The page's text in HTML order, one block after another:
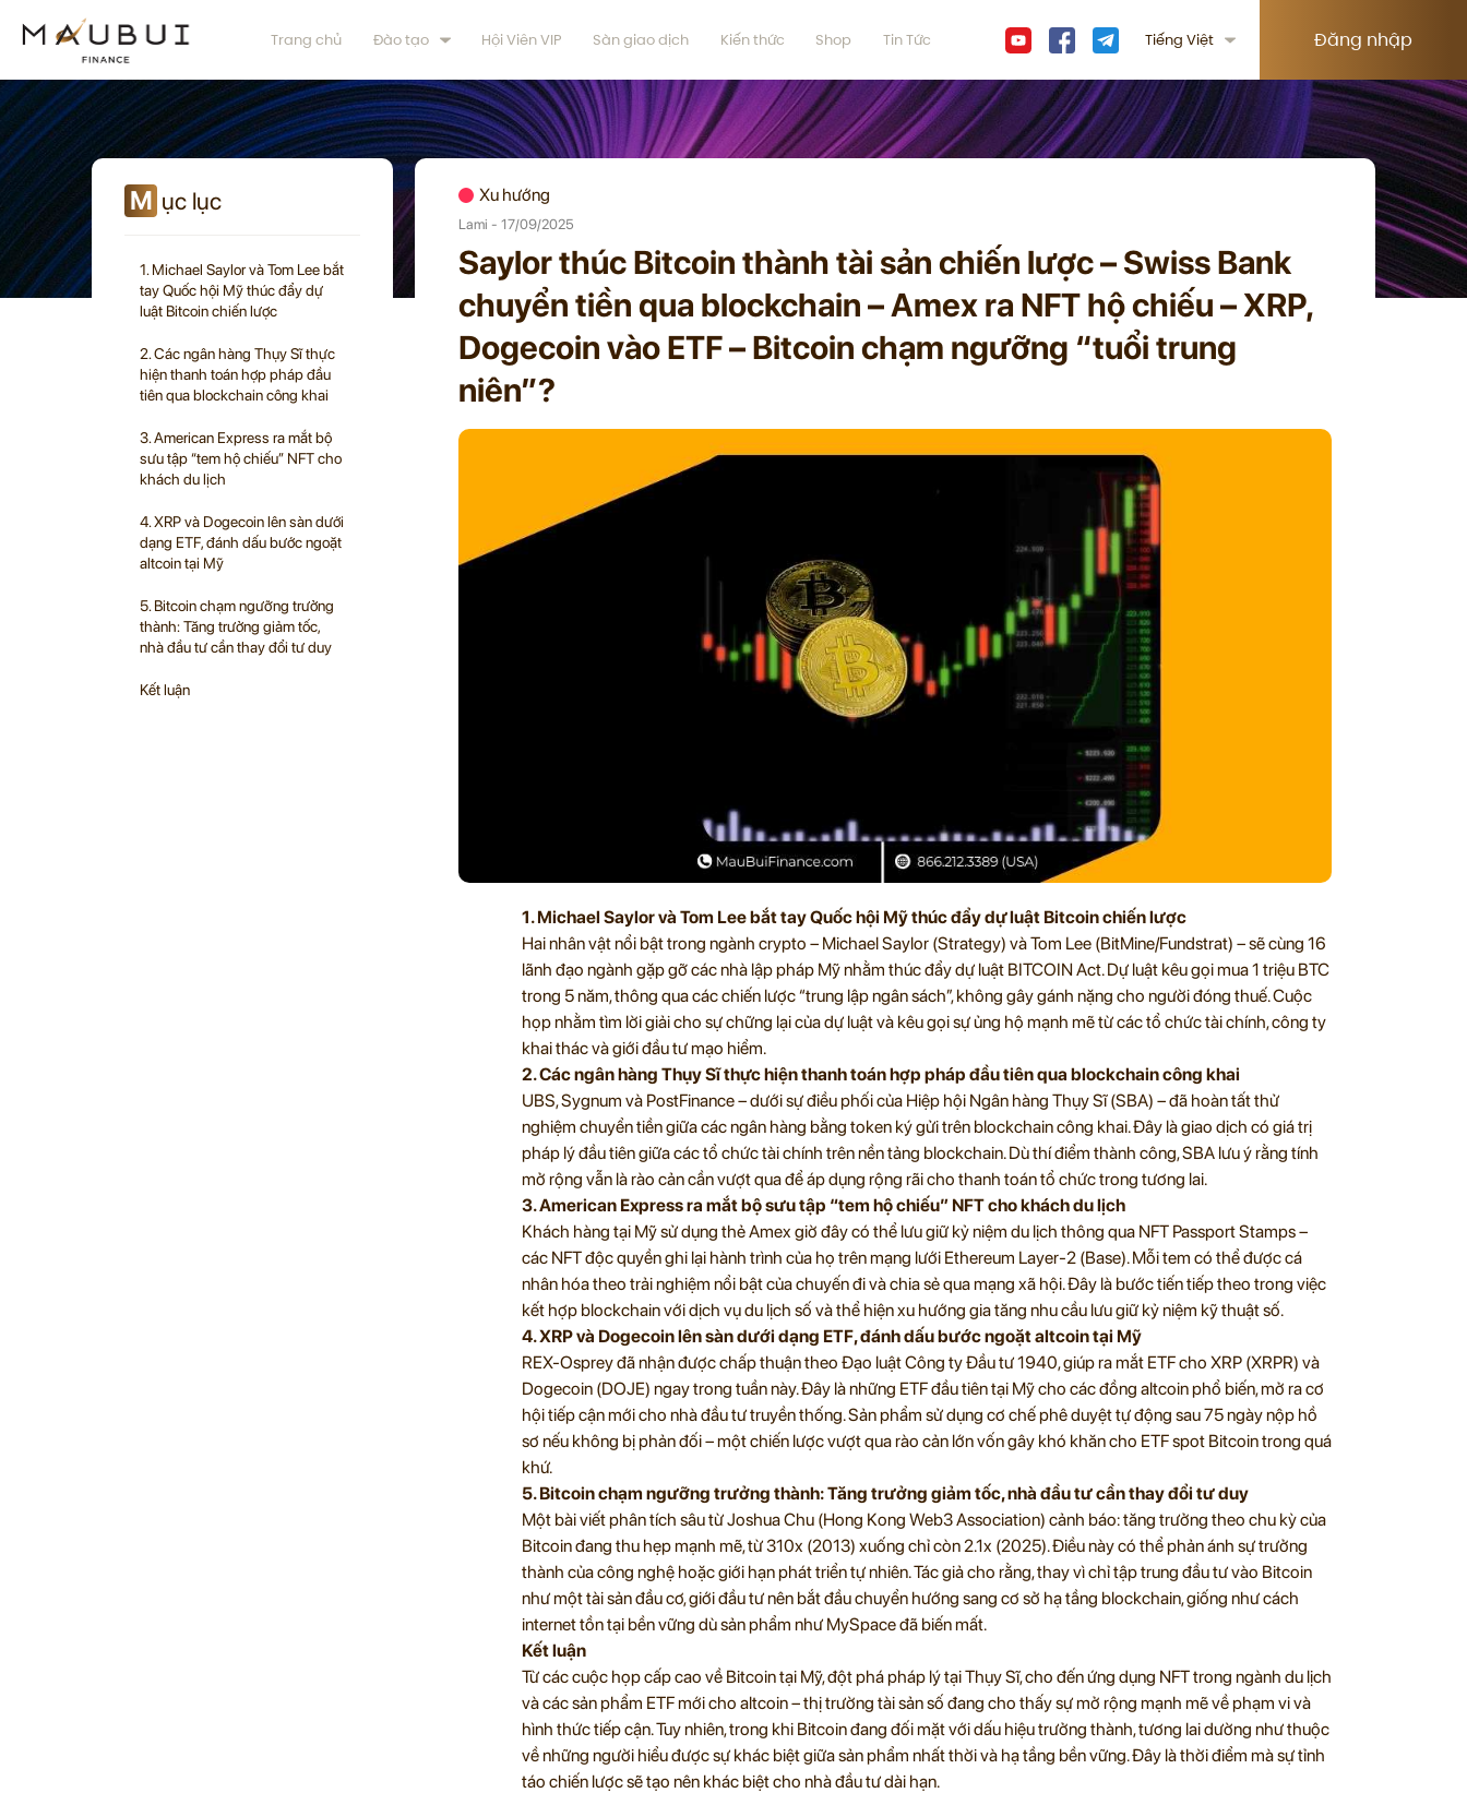
Trang chủ Đào tạo Hội Viên VIP Sàn giao dịch Kiến thức Shop Tin Tức Tiếng Việt Đăng nhập
M ục lục
1. Michael Saylor và Tom Lee bắt
tay Quốc hội Mỹ thúc đẩy dự
luật Bitcoin chiến lược
2. Các ngân hàng Thụy Sĩ thực
hiện thanh toán hợp pháp đầu
tiên qua blockchain công khai
3. American Express ra mắt bộ
sưu tập “tem hộ chiếu” NFT cho
khách du lịch
4. XRP và Dogecoin lên sàn dưới
dạng ETF, đánh dấu bước ngoặt
altcoin tại Mỹ
5. Bitcoin chạm ngưỡng trưởng
thành: Tăng trưởng giảm tốc,
nhà đầu tư cần thay đổi tư duy
Kết luận
Xu hướng
Lami - 17/09/2025
Saylor thúc Bitcoin thành tài sản chiến lược – Swiss Bank
chuyển tiền qua blockchain – Amex ra NFT hộ chiếu – XRP,
Dogecoin vào ETF – Bitcoin chạm ngưỡng “tuổi trung
niên”?
1. Michael Saylor và Tom Lee bắt tay Quốc hội Mỹ thúc đẩy dự luật Bitcoin chiến lược
Hai nhân vật nổi bật trong ngành crypto – Michael Saylor (Strategy) và Tom Lee (BitMine/Fundstrat) – sẽ cùng 16
lãnh đạo ngành gặp gỡ các nhà lập pháp Mỹ nhằm thúc đẩy dự luật BITCOIN Act. Dự luật kêu gọi mua 1 triệu BTC
trong 5 năm, thông qua các chiến lược “trung lập ngân sách”, không gây gánh nặng cho người đóng thuế. Cuộc
họp nhằm tìm lời giải cho sự chững lại của dự luật và kêu gọi sự ủng hộ mạnh mẽ từ các tổ chức tài chính, công ty
khai thác và giới đầu tư mạo hiểm.
2. Các ngân hàng Thụy Sĩ thực hiện thanh toán hợp pháp đầu tiên qua blockchain công khai
UBS, Sygnum và PostFinance – dưới sự điều phối của Hiệp hội Ngân hàng Thụy Sĩ (SBA) – đã hoàn tất thử
nghiệm chuyển tiền giữa các ngân hàng bằng token ký gửi trên blockchain công khai. Đây là giao dịch có giá trị
pháp lý đầu tiên giữa các tổ chức tài chính trên nền tảng blockchain. Dù thí điểm thành công, SBA lưu ý rằng tính
mở rộng vẫn là rào cản cần vượt qua để áp dụng rộng rãi cho thanh toán tổ chức trong tương lai.
3. American Express ra mắt bộ sưu tập “tem hộ chiếu” NFT cho khách du lịch
Khách hàng tại Mỹ sử dụng thẻ Amex giờ đây có thể lưu giữ kỷ niệm du lịch thông qua NFT Passport Stamps –
các NFT độc quyền ghi lại hành trình của họ trên mạng lưới Ethereum Layer-2 (Base). Mỗi tem có thể được cá
nhân hóa theo trải nghiệm nổi bật của chuyến đi và chia sẻ qua mạng xã hội. Đây là bước tiến tiếp theo trong việc
kết hợp blockchain với dịch vụ du lịch số và thể hiện xu hướng gia tăng nhu cầu lưu giữ kỷ niệm kỹ thuật số.
4. XRP và Dogecoin lên sàn dưới dạng ETF, đánh dấu bước ngoặt altcoin tại Mỹ
REX-Osprey đã nhận được chấp thuận theo Đạo luật Công ty Đầu tư 1940, giúp ra mắt ETF cho XRP (XRPR) và
Dogecoin (DOJE) ngay trong tuần này. Đây là những ETF đầu tiên tại Mỹ cho các đồng altcoin phổ biến, mở ra cơ
hội tiếp cận mới cho nhà đầu tư truyền thống. Sản phẩm sử dụng cơ chế phê duyệt tự động sau 75 ngày nộp hồ
sơ nếu không bị phản đối – một chiến lược vượt qua rào cản lớn vốn gây khó khăn cho ETF spot Bitcoin trong quá
khứ.
5. Bitcoin chạm ngưỡng trưởng thành: Tăng trưởng giảm tốc, nhà đầu tư cần thay đổi tư duy
Một bài viết phân tích sâu từ Joshua Chu (Hong Kong Web3 Association) cảnh báo: tăng trưởng theo chu kỳ của
Bitcoin đang thu hẹp mạnh mẽ, từ 310x (2013) xuống chỉ còn 2.1x (2025). Điều này có thể phản ánh sự trưởng
thành của công nghệ hoặc giới hạn phát triển tự nhiên. Tác giả cho rằng, thay vì chỉ tập trung đầu tư vào Bitcoin
như một tài sản đầu cơ, giới đầu tư nên bắt đầu chuyển hướng sang cơ sở hạ tầng blockchain, giống như cách
internet tồn tại bền vững dù sản phẩm như MySpace đã biến mất.
Kết luận
Từ các cuộc họp cấp cao về Bitcoin tại Mỹ, đột phá pháp lý tại Thụy Sĩ, cho đến ứng dụng NFT trong ngành du lịch
và các sản phẩm ETF mới cho altcoin – thị trường tài sản số đang cho thấy sự mở rộng mạnh mẽ về phạm vi và
hình thức tiếp cận. Tuy nhiên, trong khi Bitcoin đang đối mặt với dấu hiệu trưởng thành, tương lai dường như thuộc
về những người hiểu được sự khác biệt giữa sản phẩm nhất thời và hạ tầng bền vững. Đây là thời điểm mà sự tỉnh
táo chiến lược sẽ tạo nên khác biệt cho nhà đầu tư dài hạn.